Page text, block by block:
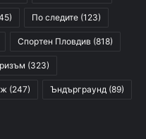
По следите (123)
Спортен Пловдив (818)
(323)
(247) Ъндърграунд (89)